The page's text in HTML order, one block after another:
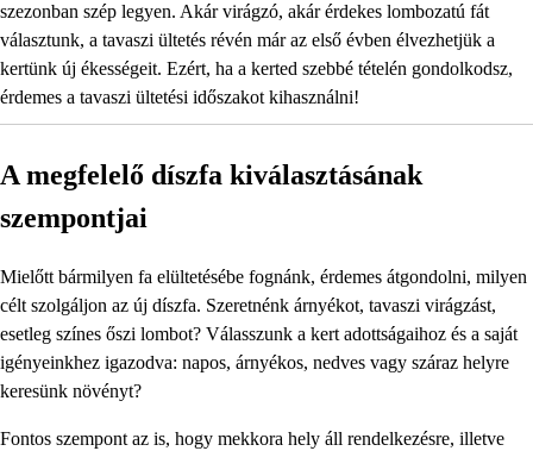
szezonban szép legyen. Akár virágzó, akár érdekes lombozatú fát
választunk, a tavaszi ültetés révén már az első évben élvezhetjük a
kertünk új ékességeit. Ezért, ha a kerted szebbé tételén gondolkodsz,
érdemes a tavaszi ültetési időszakot kihasználni!
A megfelelő díszfa kiválasztásának
szempontjai
Mielőtt bármilyen fa elültetésébe fognánk, érdemes átgondolni, milyen
célt szolgáljon az új díszfa. Szeretnénk árnyékot, tavaszi virágzást,
esetleg színes őszi lombot? Válasszunk a kert adottságaihoz és a saját
igényeinkhez igazodva: napos, árnyékos, nedves vagy száraz helyre
keresünk növényt?
Fontos szempont az is, hogy mekkora hely áll rendelkezésre, illetve